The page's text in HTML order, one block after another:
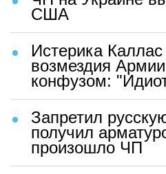
США
Истерика
возмездия
конфузом:
Запретил
получил
произошло ЧП